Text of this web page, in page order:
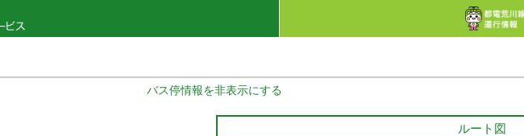
バス停情報を非表示にする
ルート図